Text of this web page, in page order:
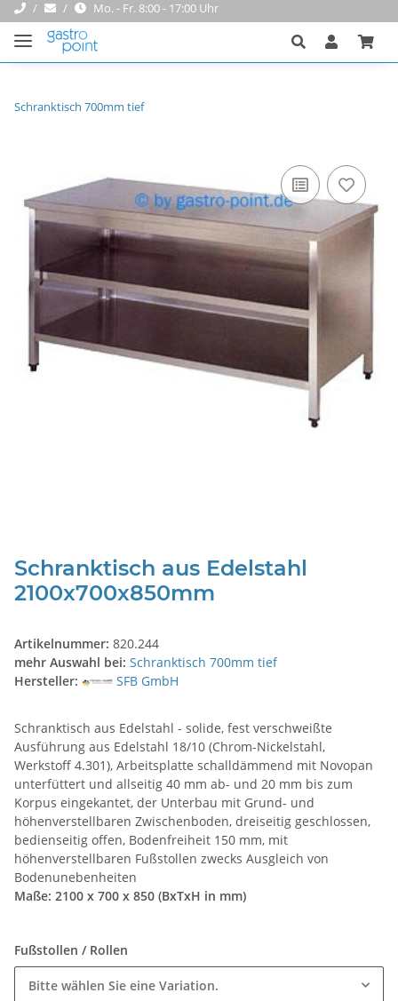
Mo. - Fr. 8:00 - 17:00 Uhr
Schranktisch 700mm tief
Schranktisch aus Edelstahl
2100x700x850mm
Artikelnummer: 820.244
mehr Auswahl bei: Schranktisch 700mm tief
Hersteller:
SFB GmbH
Schranktisch aus Edelstahl - solide, fest verschweißte
Ausführung aus Edelstahl 18/10 (Chrom-Nickelstahl,
Werkstoff 4.301), Arbeitsplatte schalldämmend mit Novopan
unterfüttert und allseitig 40 mm ab- und 20 mm bis zum
Korpus eingekantet, der Unterbau mit Grund- und
höhenverstellbaren Zwischenboden, dreiseitig geschlossen,
bedienseitig offen, Bodenfreiheit 150 mm, mit
höhenverstellbaren Fußstollen zwecks Ausgleich von
Bodenunebenheiten
Maße: 2100 x 700 x 850 (BxTxH in mm)
Fußstollen / Rollen
Bitte wählen Sie eine Variation.